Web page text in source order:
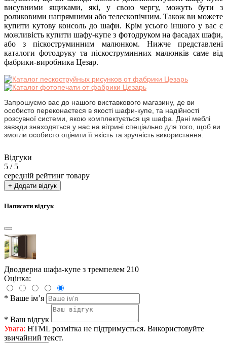
висувними ящиками, які, у свою чергу, можуть бути з
роликовими напрямними або телескопічним. Також ви можете
купити кутову консоль до шафи. Крім усього іншого у вас є
можливість купити шафу-купе з фотодруком на фасадах шафи,
або з піскоструминним малюнком. Нижче представлені
каталоги фотодруку та піскоструминних малюнків саме від
фабрики-виробника Цезар.
Запрошуємо вас до нашого виставкового магазину, де ви
особисто переконаєтеся в якості шафи-купе, та надійності
розсувної системи, якою комплектується ця шафа. Дані меблі
завжди знаходяться у нас на вітрині спеціально для того, щоб ви
змогли особисто оцінити її якість та зручність використання.
Відгуки
5 / 5
середній рейтинг товару
+ Додати відгук
Написати відгук
Дводверна шафа-купе з тремпелем 210
Оцінка:
* Ваше ім’я
* Ваш відгук
Увага: HTML розмітка не підтримується. Використовуйте
звичайний текст.